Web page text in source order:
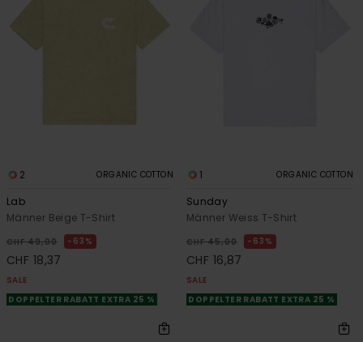
2 ORGANIC COTTON
Lab
Männer Beige T-Shirt
CHF 49,00 63%
CHF 18,37
SALE
DOPPELTER RABATT EXTRA 25 %
1 ORGANIC COTTON
Sunday
Männer Weiss T-Shirt
CHF 45,00 63%
CHF 16,87
SALE
DOPPELTER RABATT EXTRA 25 %